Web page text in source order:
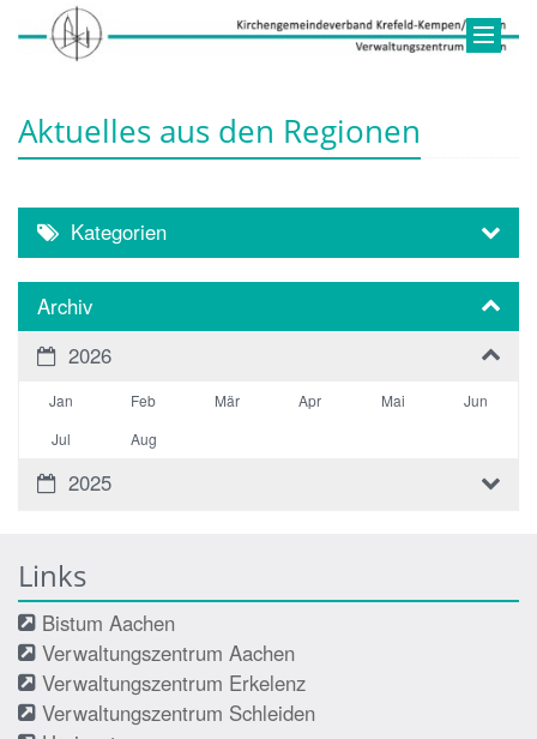
Aktuelles aus den Regionen
Kategorien
Archiv
2026
Jan Feb Mär Apr Mai
Jun
Jul
Aug
2025
Links
Bistum Aachen
Verwaltungszentrum Aachen
Verwaltungszentrum Erkelenz
Verwaltungszentrum Schleiden